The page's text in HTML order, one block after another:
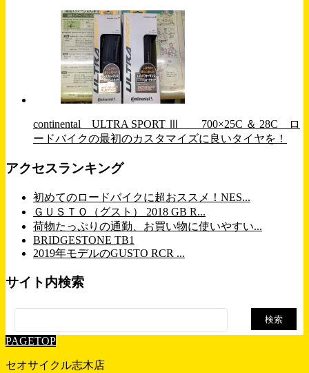
continental ULTRA SPORT Ⅲ 700×25C ＆ 28C ロ
ードバイクの最初のカスタマイズに良いタイヤを！
アクセスランキング
初めてのロードバイクに超おススメ！NES...
ＧＵＳＴＯ（グスト） 2018 GB R...
荷物たっぷりの通勤、お買い物に使いやすい...
BRIDGESTONE TB1
2019年モデルのGUSTO RCR ...
サイト内検索
索:
PAGETOP
セオサイクル志木店